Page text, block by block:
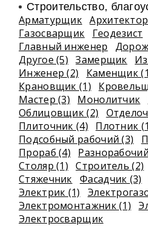
Строительство,
Арматурщик Архитектор
Газосварщик
Геодезист
Главный инженер
Другое (5)
Замерщик
Инженер (2)
Каменщик
Крановщик (1)
Мастер (3)
Монолитчик
Облицовщик (2)
Плиточник (4)
Плотник
Подсобный рабочий (3)
Прораб (4)
Столяр (1)
Строитель (2)
Стяжечник Фасадчик (3)
Электрик (1)
Электромонтажник (1)
Электросварщик